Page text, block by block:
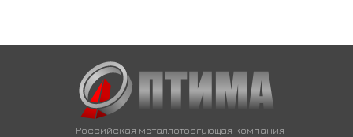
Российская металлоторгующая компания